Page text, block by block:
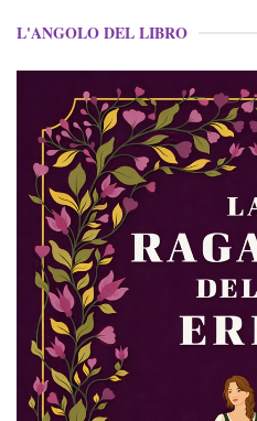
L'ANGOLO DEL LIBRO